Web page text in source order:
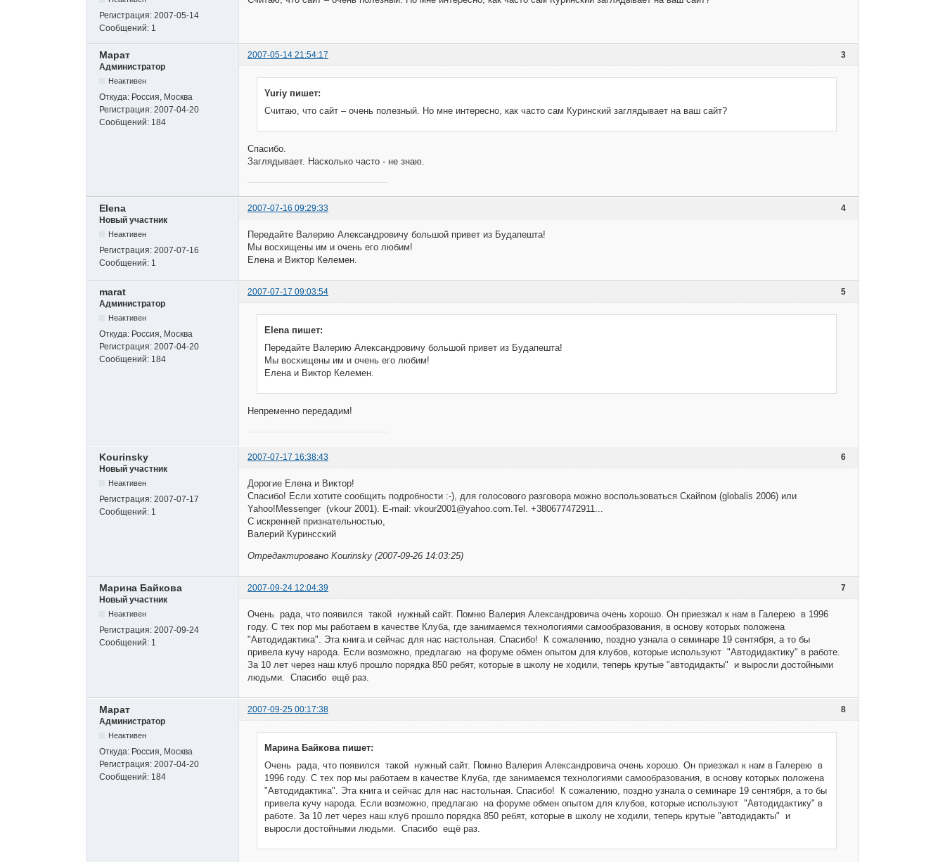
Регистрация: 2007-05-14
Сообщений: 1
3
Марат
2007-05-14 21:54:17
Администратор
Неактивен
Откуда: Россия, Москва
Регистрация: 2007-04-20
Сообщений: 184
Yuriy пишет:
Считаю, что сайт – очень полезный. Но мне интересно, как часто сам Куринский заглядывает на ваш сайт?
Спасибо.
Заглядывает. Насколько часто - не знаю.
4
Elena
2007-07-16 09:29:33
Новый участник
Неактивен
Регистрация: 2007-07-16
Сообщений: 1
Передайте Валерию Александровичу большой привет из Будапешта!
Мы восхищены им и очень его любим!
Елена и Виктор Келемен.
5
marat
2007-07-17 09:03:54
Администратор
Неактивен
Откуда: Россия, Москва
Регистрация: 2007-04-20
Сообщений: 184
Elena пишет:
Передайте Валерию Александровичу большой привет из Будапешта!
Мы восхищены им и очень его любим!
Елена и Виктор Келемен.
Непременно передадим!
6
Kourinsky
2007-07-17 16:38:43
Новый участник
Неактивен
Регистрация: 2007-07-17
Сообщений: 1
Дорогие Елена и Виктор!
Спасибо! Если хотите сообщить подробности :-), для голосового разговора можно воспользоваться Скайпом (globalis 2006) или
Yahoo!Messenger (vkour 2001). E-mail: vkour2001@yahoo.com.Tel. +380677472911...
С искренней признательностью,
Валерий Куринсский
Отредактировано Kourinsky (2007-09-26 14:03:25)
7
Марина Байкова
2007-09-24 12:04:39
Новый участник
Неактивен
Регистрация: 2007-09-24
Сообщений: 1
Очень рада, что появился такой нужный сайт. Помню Валерия Александровича очень хорошо. Он приезжал к нам в Галерею в 1996
году. С тех пор мы работаем в качестве Клуба, где занимаемся технологиями самообразования, в основу которых положена
"Автодидактика". Эта книга и сейчас для нас настольная. Спасибо! К сожалению, поздно узнала о семинаре 19 сентября, а то бы
привела кучу народа. Если возможно, предлагаю на форуме обмен опытом для клубов, которые используют "Автодидактику" в работе.
За 10 лет через наш клуб прошло порядка 850 ребят, которые в школу не ходили, теперь крутые "автодидакты" и выросли достойными
людьми. Спасибо ещё раз.
8
Марат
2007-09-25 00:17:38
Администратор
Неактивен
Откуда: Россия, Москва
Регистрация: 2007-04-20
Сообщений: 184
Марина Байкова пишет:
Очень рада, что появился такой нужный сайт. Помню Валерия Александровича очень хорошо. Он приезжал к нам в Галерею в
1996 году. С тех пор мы работаем в качестве Клуба, где занимаемся технологиями самообразования, в основу которых положена
"Автодидактика". Эта книга и сейчас для нас настольная. Спасибо! К сожалению, поздно узнала о семинаре 19 сентября, а то бы
привела кучу народа. Если возможно, предлагаю на форуме обмен опытом для клубов, которые используют "Автодидактику" в
работе. За 10 лет через наш клуб прошло порядка 850 ребят, которые в школу не ходили, теперь крутые "автодидакты" и
выросли достойными людьми. Спасибо ещё раз.